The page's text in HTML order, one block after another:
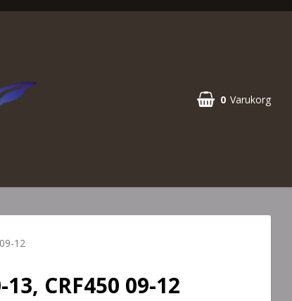
0 Varukorg
12
13, CRF450 09-12